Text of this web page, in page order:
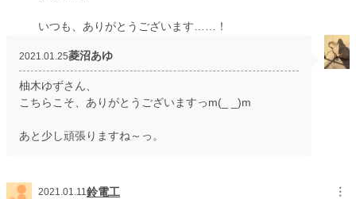
いつも、ありがとうございます……！
2021.01.25菱沼あゆ
柚木ゆずさん、
こちらこそ、ありがとうございますっm(_ _)m
あと少し頑張りますね～っ。
2021.01.11鈴電工 ︙